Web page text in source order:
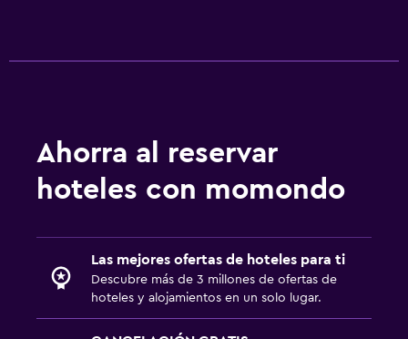
Zona de trabajo
Escritorio
Piscina climatizada
Ahorra al reservar
hoteles con momondo
Las mejores ofertas de hoteles para ti
Descubre más de 3 millones de ofertas de
hoteles y alojamientos en un solo lugar.